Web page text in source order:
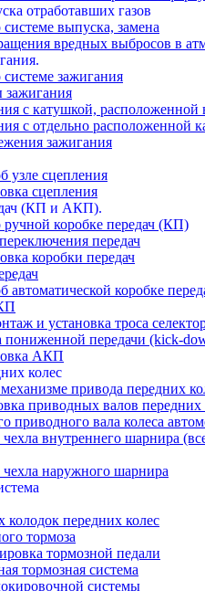
отработавших газов
выпуска, замена
вредных выбросов в
зажигания
зажигания
с катушкой, расположенной
с отдельно расположенной
зажигания
узле сцепления
сцепления
(КП и АКП).
коробке передач (КП)
передач
коробки передач
автоматической коробке
и установка троса
пониженной передачи (kick-
АКП
колес
привода передних
приводных валов передних
приводного вала колеса
внутреннего шарнира
наружного шарнира
колодок передних колес
тормоза
тормозной педали
тормозная система
системы